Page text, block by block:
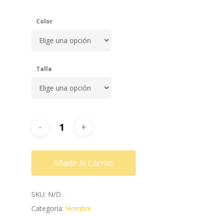
Color
Talla
Añadir Al Carrito
SKU: N/D
Categoría: Hombre